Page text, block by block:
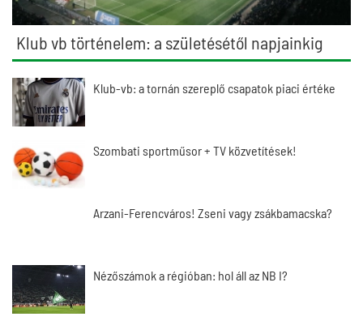
Klub vb történelem: a születésétől napjainkig
Klub-vb: a tornán szereplő csapatok piaci értéke
Szombati sportműsor + TV közvetítések!
Arzani-Ferencváros! Zseni vagy zsákbamacska?
Nézőszámok a régióban: hol áll az NB I?